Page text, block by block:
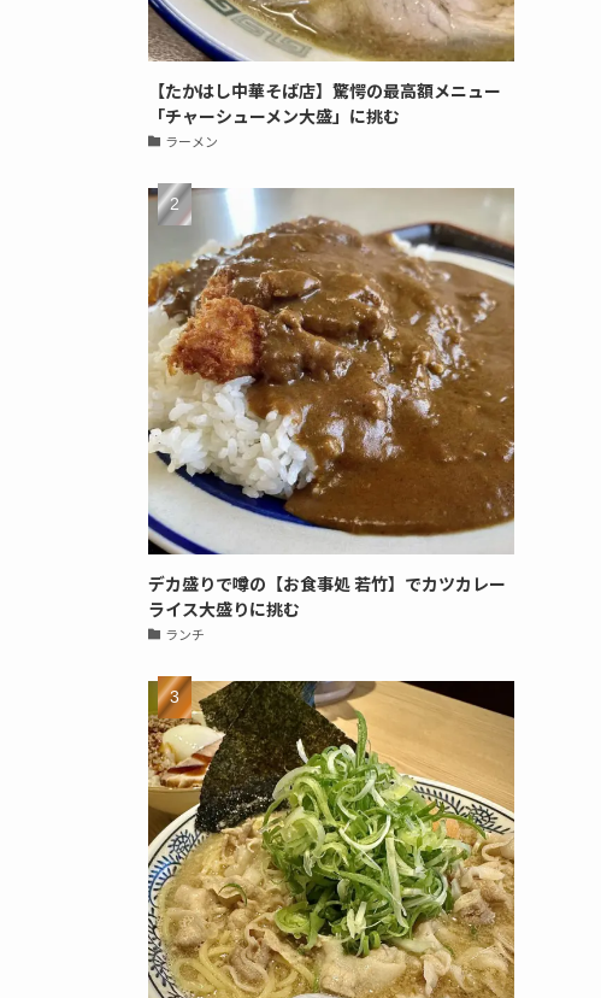
【たかはし中華そば店】驚愕の最高額メニュー
「チャーシューメン大盛」に挑む
ラーメン
デカ盛りで噂の【お食事処 若竹】でカツカレー
ライス大盛りに挑む
ランチ